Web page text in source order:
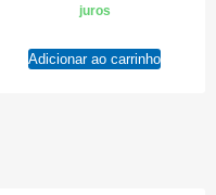
juros
Adicionar ao carrinho